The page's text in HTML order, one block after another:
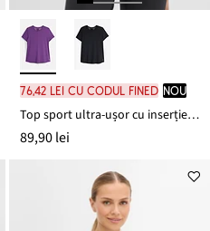
76,42 lei cu codul FINED nou
Top sport ultra-ușor cu inserție mesh, cu uscare rapidă
89,90 lei